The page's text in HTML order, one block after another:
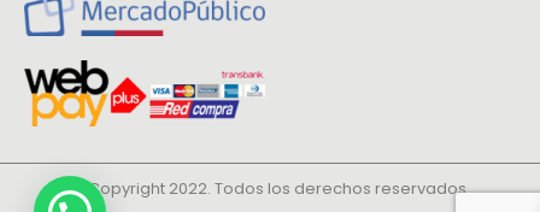
© Copyright 2022. Todos los derechos reservados.